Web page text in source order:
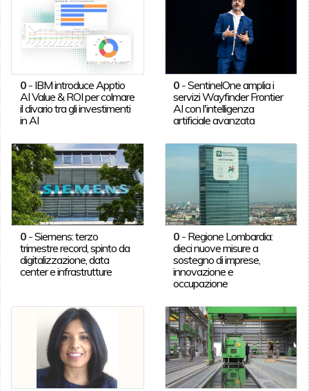
0- IBM introduce Apptio
AI Value & ROI per colmare
il divario tra gli investimenti
in AI
0 -SentinelOne amplia i
servizi Wayfinder Frontier
AI con l'intelligenza
artificiale avanzata
0-Siemens: terzo
trimestre record, spinto da
digitalizzazione, data
center e infrastrutture
0 - Regione Lombardia:
dieci nuove misure a
sostegno di imprese,
innovazione e
occupazione